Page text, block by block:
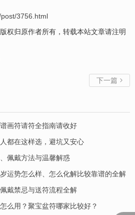
3756.html
权归原作者所有，转载本站文章请注明
下一篇 
画符请符全指南请收好
都在这样选，避坑又安心
佩戴方法与温馨解惑
运势怎么样、怎么化解比较靠谱的全解
戴禁忌与送符流程全解
么用？聚宝盆符哪家比较好？